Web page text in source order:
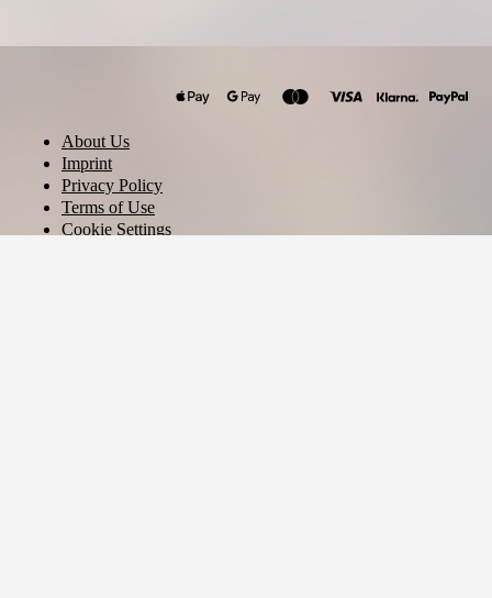
About Us
Imprint
Privacy Policy
Terms of Use
Cookie Settings